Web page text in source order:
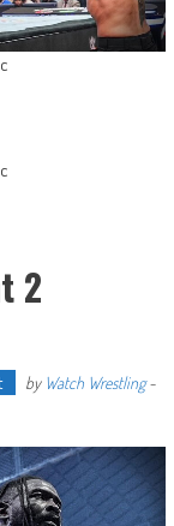
2
by Watch Wrestling-